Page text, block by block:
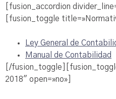
[fusion_accordion
[fusion_toggle
Ley General de
Manual de Contabilidad
[/
2018″ open=»no»]